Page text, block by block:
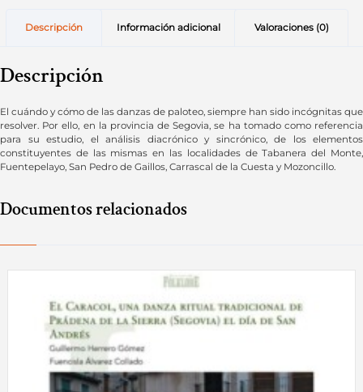
Descripción Información adicional Valoraciones (0)
Descripción
El cuándo y cómo de las danzas de paloteo, siempre han sido incógnitas que
resolver. Por ello, en la provincia de Segovia, se ha tomado como referencia
para su estudio, el análisis diacrónico y sincrónico, de los elementos
constituyentes de las mismas en las localidades de Tabanera del Monte,
Fuentepelayo, San Pedro de Gaillos, Carrascal de la Cuesta y Mozoncillo.
Documentos relacionados